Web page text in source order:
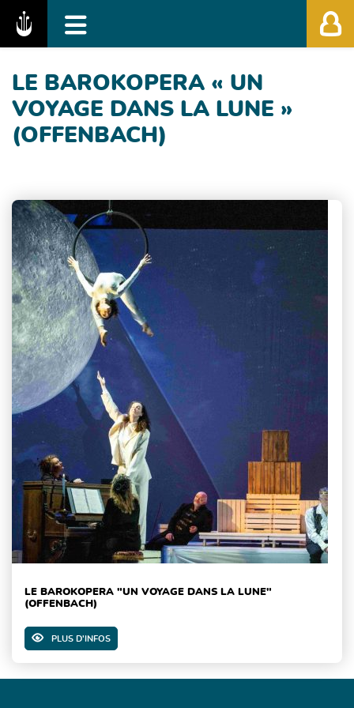
Fédération des Festivals de Musique
LE BAROKOPERA « UN
VOYAGE DANS LA LUNE »
(OFFENBACH)
LE BAROKOPERA "UN VOYAGE DANS LA LUNE"
(OFFENBACH)
PLUS D'INFOS